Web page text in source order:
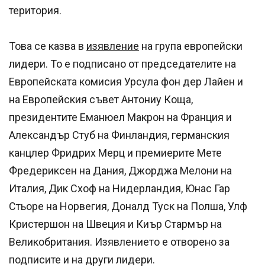
територия.
Това се казва в изявление на група европейски
лидери. То е подписано от председателите на
Европейската комисия Урсула фон дер Лайен и
на Европейския съвет Антониу Коща,
президентите Еманюел Макрон на Франция и
Александър Стуб на Финландия, германския
канцлер Фридрих Мерц и премиерите Мете
Фредериксен на Дания, Джорджа Мелони на
Италия, Дик Схоф на Нидерландия, Юнас Гар
Стьоре на Норвегия, Доналд Туск на Полша, Улф
Кристершон на Швеция и Киър Стармър на
Великобритания. Изявлението е отворено за
подписите и на други лидери.